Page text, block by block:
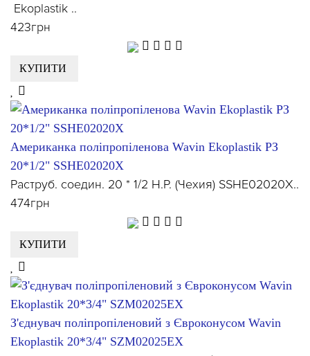
Ekoplastik ..
423грн
КУПИТИ
Американка поліпропіленова Wavin Ekoplastik РЗ
20*1/2" SSHE02020X
Раструб. соедин. 20 * 1/2 Н.Р. (Чехия) SSHE02020X..
474грн
КУПИТИ
З'єднувач поліпропіленовий з Євроконусом Wavin
Ekoplastik 20*3/4" SZM02025EX